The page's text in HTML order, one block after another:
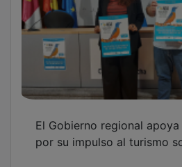
por su impulso al turismo